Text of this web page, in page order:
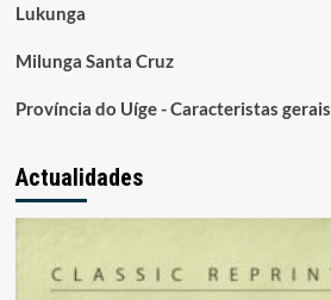
Lukunga
Milunga Santa Cruz
Província do Uíge - Caracteristas gerais
Actualidades